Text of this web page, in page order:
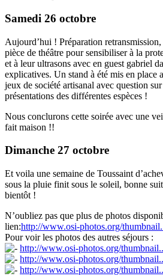
Samedi 26 octobre
Aujourd’hui ! Préparation
pièce de théâtre pour sensibiliser à la
et à leur ultrasons avec en guest gabriel
explicatives. Un stand à été mis en place
jeux de société artisanal avec question
présentations des différentes espèces !
Nous conclurons cette soirée avec une
fait maison !!
Dimanche 27 octobre
Et voila une semaine de Toussaint
sous la pluie finit sous le soleil, bonne
bientôt !
N’oubliez pas que plus de photos
lien:http://www.osi-photos.org/
Pour voir les photos des autres séjours :
http://www.osi-photos.org/
http://www.osi-photos.org/
http://www.osi-photos.org/